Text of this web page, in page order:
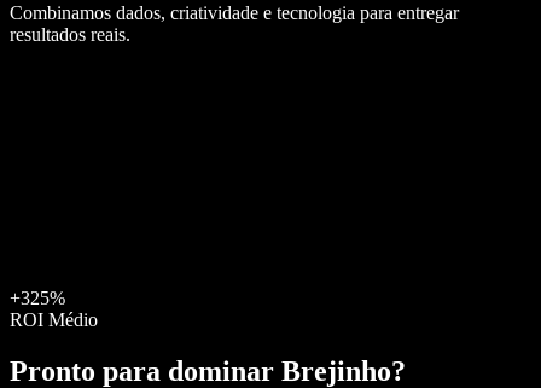
Combinamos dados, criatividade e tecnologia para entregar
resultados reais.
+325%
ROI Médio
Pronto para dominar Brejinho?